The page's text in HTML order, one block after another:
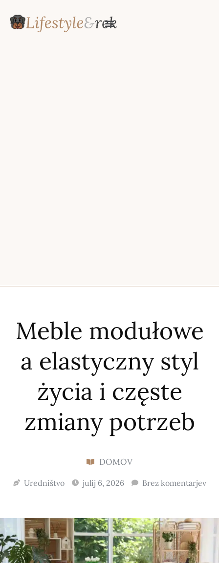
Meble modułowe
a elastyczny styl
życia i częste
zmiany potrzeb
DOMOV
Uredništvo julij 6, 2026 Brez komentarjev